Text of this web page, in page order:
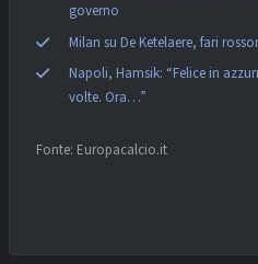
governo
Milan su De Ketelaere, fari
Napoli, Hamsik: “Felice in
volte. Ora…”
Fonte: Europacalcio.it